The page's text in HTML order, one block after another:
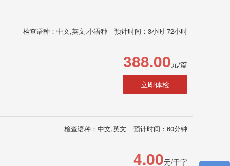
检查语种：中文,英文,小语种 预计时间：3小时-72小时
388.00元/篇
立即体检
检查语种：中文,英文 预计时间：60分钟
4.00元/千字